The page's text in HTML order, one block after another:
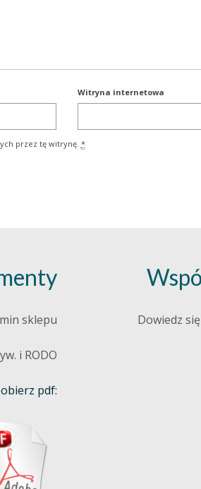
Witryna internetowa
przez tę witrynę. *
sklepu
i RODO
pdf:
Dowiedz